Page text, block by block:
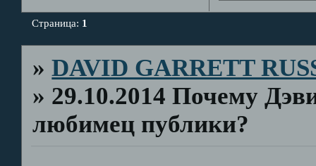
Страница: 1
»DAVID GARRETT
» 29.10.2014 Почему
любимец публики?